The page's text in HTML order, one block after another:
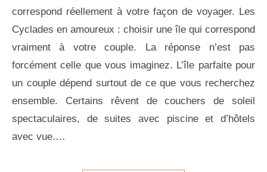
correspond réellement à votre façon de voyager. Les
Cyclades en amoureux : choisir une île qui correspond
vraiment à votre couple. La réponse n’est pas
forcément celle que vous imaginez. L’île parfaite pour
un couple dépend surtout de ce que vous recherchez
ensemble. Certains rêvent de couchers de soleil
spectaculaires, de suites avec piscine et d’hôtels
avec vue.…